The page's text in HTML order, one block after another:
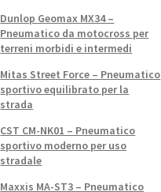
Dunlop Geomax MX34 –
Pneumatico da motocross per
terreni morbidi e intermedi
Mitas Street Force – Pneumatico
sportivo equilibrato per la
strada
CST CM-NK01 – Pneumatico
sportivo moderno per uso
stradale
Maxxis MA-ST3 – Pneumatico